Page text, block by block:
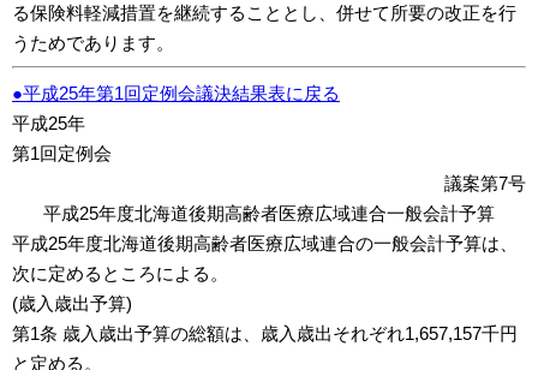
る保険料軽減措置を継続することとし、併せて所要の改正を行
うためであります。
●平成25年第1回定例会議決結果表に戻る
平成25年
第1回定例会
議案第7号
平成25年度北海道後期高齢者医療広域連合一般会計予算
平成25年度北海道後期高齢者医療広域連合の一般会計予算は、
次に定めるところによる。
(歳入歳出予算)
第1条 歳入歳出予算の総額は、歳入歳出それぞれ1,657,157千円
と定める。